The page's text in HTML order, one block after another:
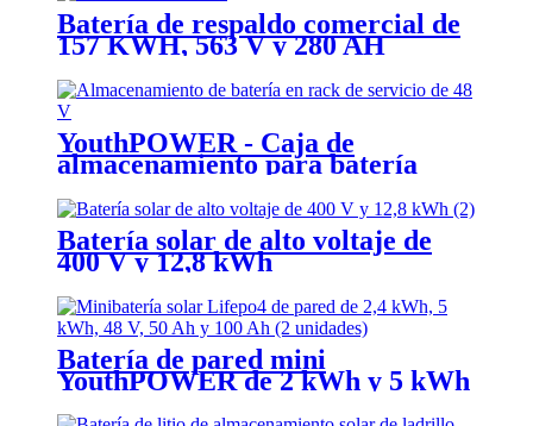
Batería de respaldo comercial de
157 KWH, 563 V y 280 AH
YouthPOWER - Caja de
almacenamiento para batería
solar de 19 pulgadas
Batería solar de alto voltaje de
400 V y 12,8 kWh
Batería de pared mini
YouthPOWER de 2 kWh y 5 kWh